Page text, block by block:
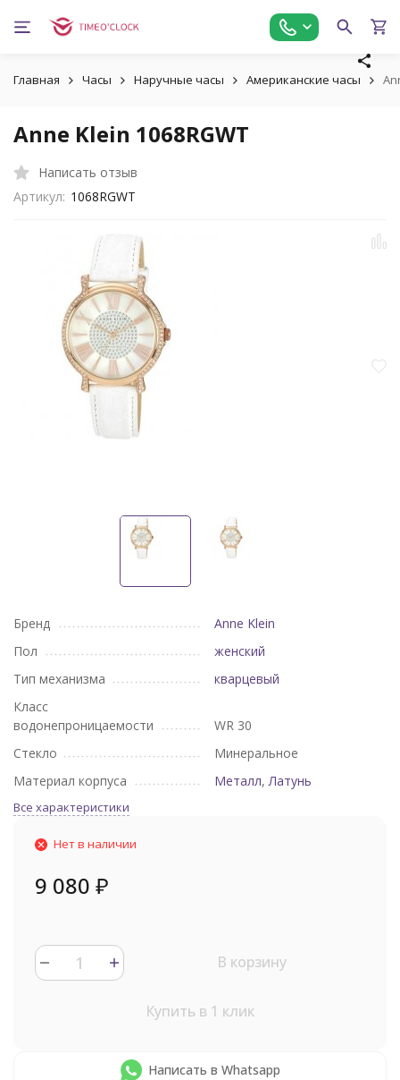
Главная Часы Наручные часы Американские часы
Anne Klein 1068RGWT
Написать отзыв
Артикул: 1068RGWT
Бренд
Anne Klein
Пол
женский
Тип механизма
кварцевый
Класс
водонепроницаемости
WR 30
Стекло
Минеральное
Материал корпуса
Металл,Латунь
Все характеристики
Нет в наличии
9 080 ₽
В корзину
Купить в 1 клик
Написать в Whatsapp